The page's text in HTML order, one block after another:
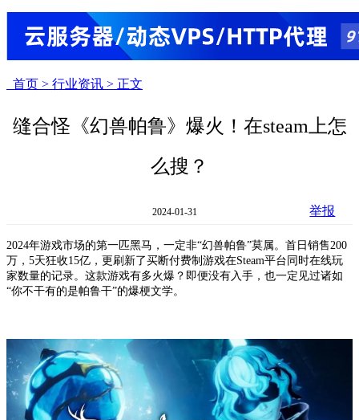
首页 > 行业资讯 > 正文
缝合怪《幻兽帕鲁》爆火！在steam上怎
么搜？
2024-01-31 举报
2024年游戏市场的第一匹黑马，一定非“幻兽帕鲁”莫属。首日销售200
万，5天狂收15亿，更刷新了买断付费制游戏在Steam平台同时在线玩
家数量的记录。这款游戏有多火爆？即便没有入手，也一定见过诸如
“你不干有的是帕鲁干”的爆梗文学。